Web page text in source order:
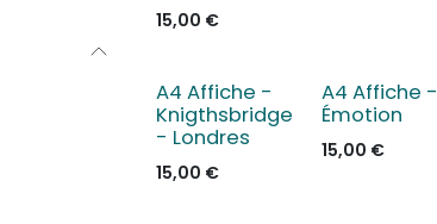
15,00 €
A4 Affiche -
Knigthsbridge
- Londres
15,00 €
A4 Affiche -
Émotion
15,00 €